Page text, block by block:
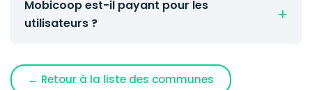
Mobicoop est-il payant pour les
utilisateurs ?
← Retour à la liste des communes